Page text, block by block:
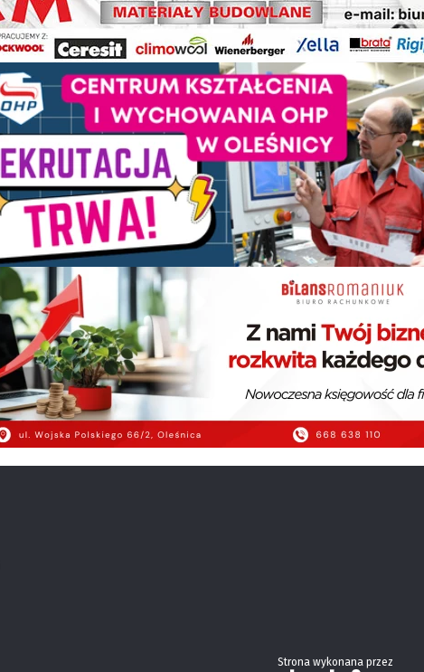
Strona wykonana przez